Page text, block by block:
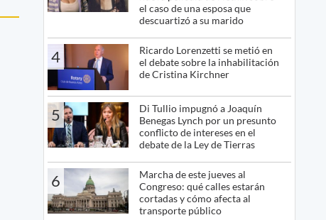
el caso de una esposa que
descuartizó a su marido
4
Ricardo Lorenzetti se metió en
el debate sobre la inhabilitación
de Cristina Kirchner
5
Di Tullio impugnó a Joaquín
Benegas Lynch por un presunto
conflicto de intereses en el
debate de la Ley de Tierras
6
Marcha de este jueves al
Congreso: qué calles estarán
cortadas y cómo afecta al
transporte público